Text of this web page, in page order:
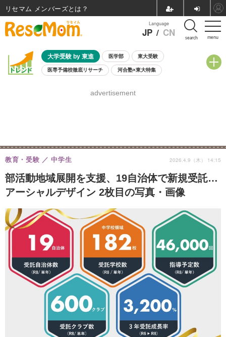
menu
Language
JP / CN search
大学受験 by 東進 医学部 東大受験
医専予備校徹底リサーチ 河合塾×東大特集
8月開催学校説明会・相談会
advertisement
部活動地域展開を支援、19自治体で新規受託…
アーシャルデザイン 2枚目の写真・画像
教育・受験 中学生 2026.4.9（木） 14:15
リセマム メンバーズ